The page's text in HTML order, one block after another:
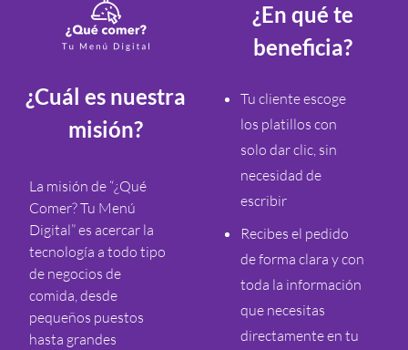
¿Cuál es nuestra
misión?
La misión de “¿Qué
Comer? Tu Menú
Digital” es acercar la
tecnología a todo tipo
de negocios de
comida, desde
pequeños puestos
hasta grandes
¿En qué te
beneficia?
Tu cliente escoge
los platillos con
solo dar clic, sin
necesidad de
escribir
Recibes el pedido
de forma clara y con
toda la información
que necesitas
directamente en tu